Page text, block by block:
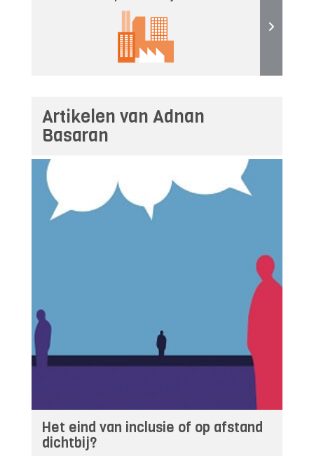
Artikelen van Adnan
Basaran
Het eind van inclusie of op afstand
dichtbij?